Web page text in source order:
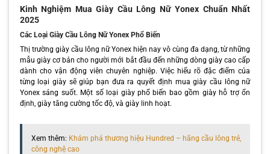
Kinh Nghiệm Mua Giày Cầu Lông Nữ Yonex Chuẩn Nhất
2025
Các Loại Giày Cầu Lông Nữ Yonex Phổ Biến
Thị trường giày cầu lông nữ Yonex hiện nay vô cùng đa dạng, từ những
mẫu giày cơ bản cho người mới bắt đầu đến những dòng giày cao cấp
dành cho vận động viên chuyên nghiệp. Việc hiểu rõ đặc điểm của
từng loại giày sẽ giúp bạn đưa ra quyết định mua giày cầu lông nữ
Yonex sáng suốt. Một số loại giày phổ biến bao gồm giày hỗ trợ ổn
định, giày tăng cường tốc độ, và giày linh hoạt.
Xem thêm: Khám phá thương hiệu Hundred – hãng cầu lông trẻ,
công nghệ cao